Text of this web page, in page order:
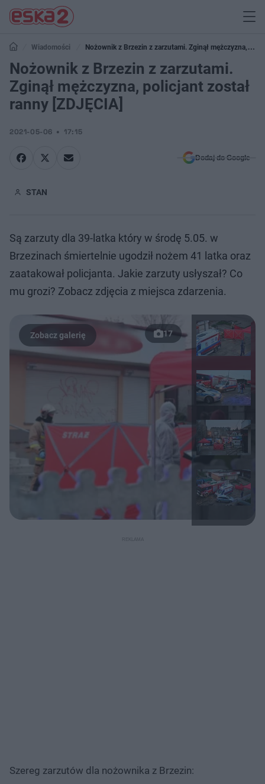
Wiadomości
Nożownik z Brzezin z zarzutami. Zginął mężczyzna,
policjant został ranny [ZDJĘCIA]
Nożownik z Brzezin z zarzutami.
Zginął mężczyzna, policjant został
ranny [ZDJĘCIA]
2021-05-06 17:15
Dodaj do Google
STAN
Są zarzuty dla 39-latka który w środę 5.05. w
Brzezinach śmiertelnie ugodził nożem 41 latka oraz
zaatakował policjanta. Jakie zarzuty usłyszał? Co
mu grozi? Zobacz zdjęcia z miejsca zdarzenia.
17
Szereg zarzutów dla nożownika z Brzezin: